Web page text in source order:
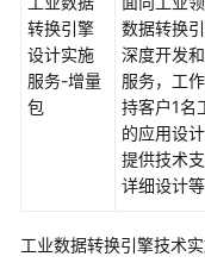
务
鲲
鹏
移
植
专
务
转换引擎
设计实施
服务-增量
包
数据转换
深度开发
服务，工
持客户1名
的应用设
提供技术
详细设计等
工业数据转换引擎技术